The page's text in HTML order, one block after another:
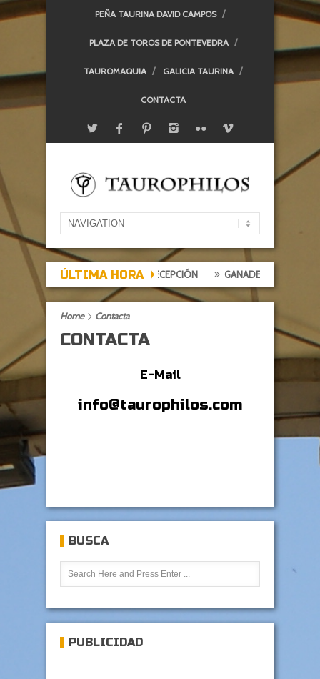
PEÑA TAURINA DAVID CAMPOS
PLAZA DE TOROS DE PONTEVEDRA
TAUROMAQUIA GALICIA TAURINA
CONTACTA
ÚLTIMA HORA
DE EXPECTACIÓN, TARDE DE DECEPCIÓN GANADERÍAS:
Home Contacta
CONTACTA
E-Mail
info@taurophilos.com
BUSCA
PUBLICIDAD